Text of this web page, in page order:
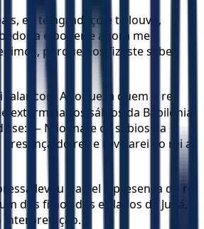
eu te agradeço e te louvo,
e poder, e agora me
porque nos fizeste saber
falar com Arioque, a quem o rei
exterminar os sábios da Babilônia.
— Não mate os sábios da
presença do rei, e revelarei ao rei a
levou Daniel à presença do rei
dos filhos dos exilados de Judá,
interpretação.